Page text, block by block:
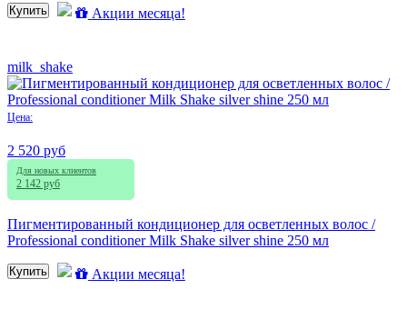
Купить Акции месяца!
milk_shake
Цена:
2 520 руб
Для новых клиентов
2 142 руб
Пигментированный кондиционер для осветленных волос /
Professional conditioner Milk Shake silver shine 250 мл
Купить Акции месяца!